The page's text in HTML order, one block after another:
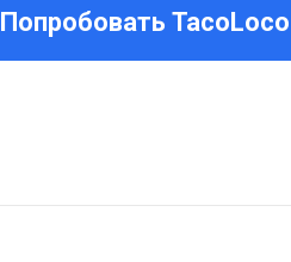
Попробовать TacoLoco